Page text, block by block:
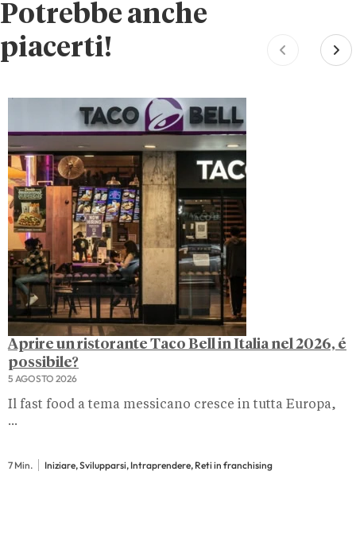
Potrebbe anche
piacerti!
Aprire un ristorante Taco Bell in Italia nel 2026, é
possibile?
5 AGOSTO 2026
Il fast food a tema messicano cresce in tutta Europa,
...
7 Min. Iniziare, Svilupparsi, Intraprendere, Reti in franchising